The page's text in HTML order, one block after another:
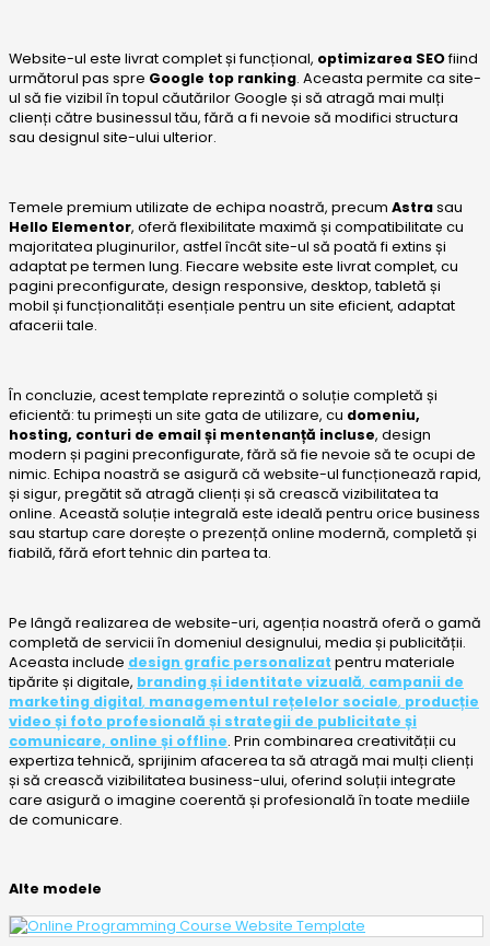
Website-ul este livrat complet și funcțional, optimizarea SEOfiind
următorul pas spre Google top ranking. Aceasta permite ca site-
ul să fie vizibil în topul căutărilor Google și să atragă mai mulți
clienți către businessul tău, fără a fi nevoie să modifici structura
sau designul site-ului ulterior.
Temele premium utilizate de echipa noastră, precum Astrasau
Hello Elementor, oferă flexibilitate maximă și compatibilitate cu
majoritatea pluginurilor, astfel încât site-ul să poată fi extins și
adaptat pe termen lung. Fiecare website este livrat complet, cu
pagini preconfigurate, design responsive, desktop, tabletă și
mobil și funcționalități esențiale pentru un site eficient, adaptat
afacerii tale.
În concluzie, acest template reprezintă o soluție completă și
eficientă: tu primești un site gata de utilizare, cu domeniu,
hosting, conturi de email și mentenanță incluse, design
modern și pagini preconfigurate, fără să fie nevoie să te ocupi de
nimic. Echipa noastră se asigură că website-ul funcționează rapid,
și sigur, pregătit să atragă clienți și să crească vizibilitatea ta
online. Această soluție integrală este ideală pentru orice business
sau startup care dorește o prezență online modernă, completă și
fiabilă, fără efort tehnic din partea ta.
Pe lângă realizarea de website-uri, agenția noastră oferă o gamă
completă de servicii în domeniul designului, media și publicității.
Aceasta include design grafic personalizat pentru materiale
tipărite și digitale, branding și identitate vizuală, campanii de
marketing digital, managementul rețelelor sociale, producție
video și foto profesională și strategii de publicitate și
comunicare, online și offline. Prin combinarea creativității cu
expertiza tehnică, sprijinim afacerea ta să atragă mai mulți clienți
și să crească vizibilitatea business-ului, oferind soluții integrate
care asigură o imagine coerentă și profesională în toate mediile
de comunicare.
Alte modele